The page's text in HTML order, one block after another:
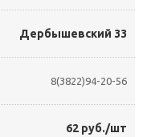
Дербышевский 33
8(3822)94-20-56
62 руб./шт